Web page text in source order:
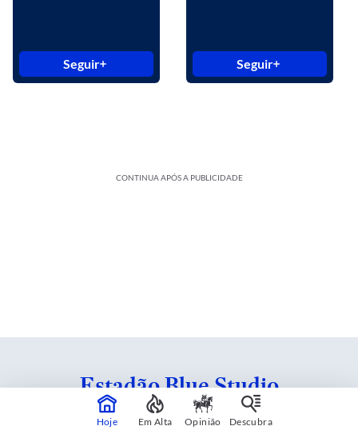
Seguir Seguir
CONTINUA APÓS A PUBLICIDADE
Estadão Blue Studio
Conteúdo criado em parceria com patrocinadores.
Hoje Em Alta Opinião Descubra